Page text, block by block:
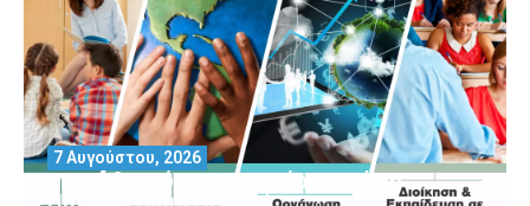
Μοριοδοτούμενα Σεμινάρια από το
7 Αυγούστου, 2026